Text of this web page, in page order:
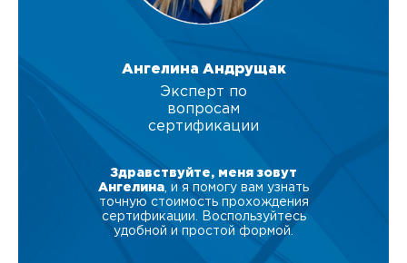
Ангелина Андрущак
Эксперт по
вопросам
сертификации
Здравствуйте, меня зовут
Ангелина , и я помогу вам узнать
точную стоимость прохождения
сертификации. Воспользуйтесь
удобной и простой формой.